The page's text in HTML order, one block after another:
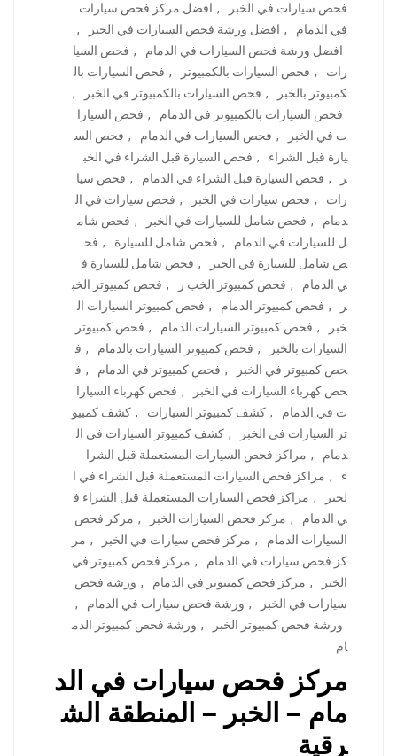
فحص سيارات في الخبر
, افضل مركز فحص سيارات
في الدمام
, افضل ورشة فحص السيارات في الخبر
,
افضل ورشة فحص السيارات في الدمام
, فحص السيا
رات
, فحص السيارات بالكمبيوتر , فحص السيارات بال
كمبيوتر بالخبر
, فحص السيارات بالكمبيوتر في الخبر
,
فحص السيارات بالكمبيوتر في الدمام
, فحص السيارا
ت في الخبر
, فحص السيارات في الدمام , فحص الس
يارة قبل الشراء
, فحص السيارة قبل الشراء في الخب
ر
, فحص السيارة قبل الشراء في الدمام , فحص سيا
رات
, فحص سيارات في الخبر , فحص سيارات في ال
دمام
, فحص شامل للسيارات في الخبر , فحص شام
ل للسيارات في الدمام
, فحص شامل للسيارة , فح
ص شامل للسيارة في الخبر
, فحص شامل للسيارة ف
ي الدمام
, فحص كمبيوتر الخب ر , فحص كمبيوتر الخب
ر
, فحص كمبيوتر الدمام , فحص كمبيوتر السيارات ال
خبر
, فحص كمبيوتر السيارات الدمام , فحص كمبيوتر
السيارات بالخبر
, فحص كمبيوتر السيارات بالدمام , ف
حص كمبيوتر في الخبر
, فحص كمبيوتر في الدمام , ف
حص كهرباء السيارات في الخبر
, فحص كهرباء السيارا
ت في الدمام
, كشف كمبيوتر السيارات , كشف كمبيو
تر السيارات في الخبر
, كشف كمبيوتر السيارات في ال
دمام
, مراكز فحص السيارات المستعملة قبل الشرا
ء
, مراكز فحص السيارات المستعملة قبل الشراء في ا
لخبر
, مراكز فحص السيارات المستعملة قبل الشراء ف
ي الدمام
, مركز فحص السيارات الخبر , مركز فحص
السيارات الدمام
, مركز فحص سيارات في الخبر , مر
كز فحص سيارات في الدمام
, مركز فحص كمبيوتر في
الخبر
, مركز فحص كمبيوتر في الدمام , ورشة فحص
سيارات في الخبر
, ورشة فحص سيارات في الدمام
,
ورشة فحص كمبيوتر الخبر
, ورشة فحص كمبيوتر الدم
ام
مركز فحص سيارات في الد
مام – الخبر – المنطقة الش
رقية